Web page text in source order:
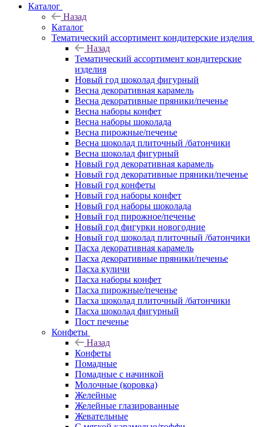
Каталог
Назад
Каталог
Тематический ассортимент кондитерские изделия
Назад
Тематический ассортимент кондитерские
изделия
Новый год шоколад фигурный
Весна декоративная карамель
Весна декоративные пряники/печенье
Весна наборы конфет
Весна наборы шоколада
Весна пирожные/печенье
Весна шоколад плиточный /батончики
Весна шоколад фигурный
Новый год декоративная карамель
Новый год декоративные пряники/печенье
Новый год конфеты
Новый год наборы конфет
Новый год наборы шоколада
Новый год пирожное/печенье
Новый год фигурки новогодние
Новый год шоколад плиточный /батончики
Пасха декоративная карамель
Пасха декоративные пряники/печенье
Пасха куличи
Пасха наборы конфет
Пасха пирожные/печенье
Пасха шоколад плиточный /батончики
Пасха шоколад фигурный
Пост печенье
Конфеты
Назад
Конфеты
Помадные
Помадные с начинкой
Молочные (коровка)
Желейные
Желейные глазированные
Жевательные